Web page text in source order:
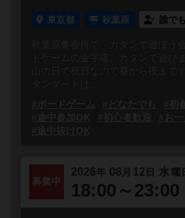
東京都 秋葉原 誰で
秋葉原集会所で「カタンで遊ぼう
ドゲームの金字塔、カタンで遊び
山の日で祝日なので昼から夜まで
#ボードゲーム
#どなたでも
#初
#途中参加OK
#初心者歓迎
#お
#途中抜けOK
募集中
2026年 08 月 12 日 水 曜
18:00～23:00